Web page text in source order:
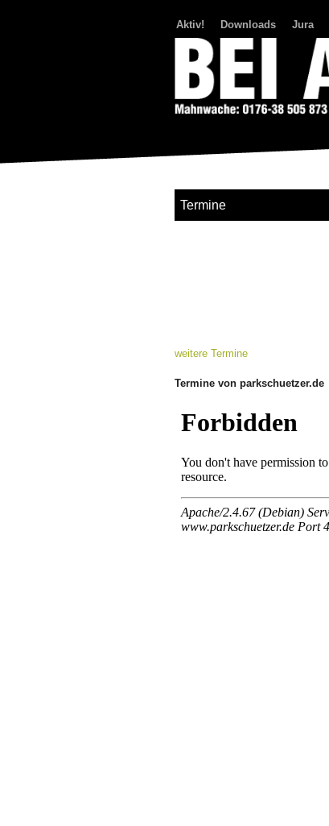
Aktiv! Downloads Jura
Termine
weitere Termine
Termine von parkschuetzer.de